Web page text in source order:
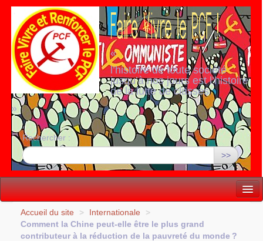
«
l’histoire de toute société
jusqu’à nos jours est l’histoire
de la lutte de classes
»
Rechercher :
>>
Vie politique
Lutter, Unir...
Accueil du site > Internationale
>
Comment la Chine peut-elle être le plus grand
contributeur à la réduction de la pauvreté du monde ?